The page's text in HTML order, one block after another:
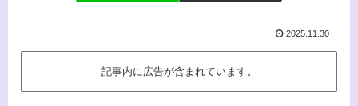
2025.11.30
記事内に広告が含まれています。